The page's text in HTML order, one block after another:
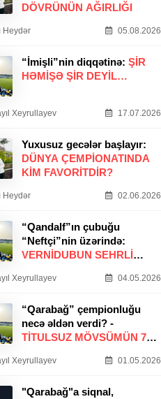
DÖVRÜNÜN AĞIRLIĞI
Heydər 05.08.2026
“İmişli”nin diqqətinə: ŞIR
HƏMIŞƏ ŞIR DEYIL…
Xeyrullayev 17.07.2026
Yuxusuz gecələr başlayır:
DÜNYA ÇEMPIONATINDA
KIM FAVORITDIR?
Heydər 02.06.2026
“Qandalf”ın çubuğu
“Neftçi”nin üzərində:
VERNİDUBUN SEHRLİ
Xeyrullayev 04.05.2026
“Qarabağ” çempionluğu
necə əldən verdi? -
TITULSUZ MÖVSÜMÜN 7
Xeyrullayev 01.05.2026
"Qarabağ"a siqnal,